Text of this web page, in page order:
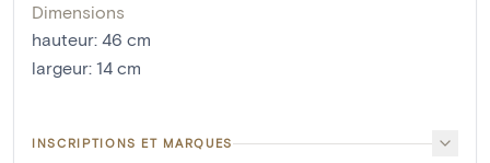
Dimensions
hauteur: 46 cm
largeur: 14 cm
INSCRIPTIONS ET MARQUES